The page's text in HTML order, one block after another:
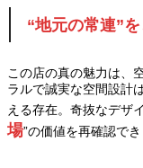
“地元の常連”
この店の真の魅力は、
ラルで誠実な空間設計
える存在。奇抜なデザ
場”の価値を再確認でき